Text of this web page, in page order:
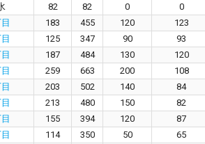
82 82 0 0
183 455 120 123
125 347 90 93
187 484 130 120
259 663 200 108
203 502 140 84
213 480 150 82
155 394 120 87
114 350 50 65